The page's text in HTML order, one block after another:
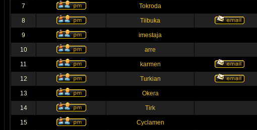
7 Tokroda
8 Tiibuka
9 imestaja
10 arre
11 karmen
12 Turkian
13 Okera
14 Tirk
15 Cyclamen